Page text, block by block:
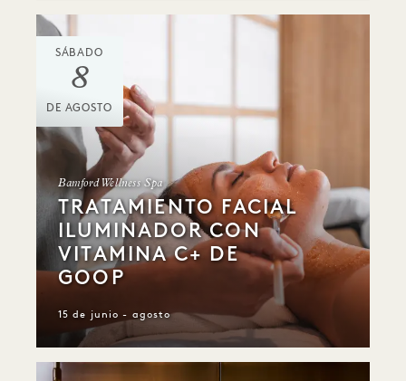
SÁBADO
8
DE AGOSTO
Bamford Wellness Spa
TRATAMIENTO FACIAL
ILUMINADOR CON
VITAMINA C+ DE
GOOP
15 de junio - agosto